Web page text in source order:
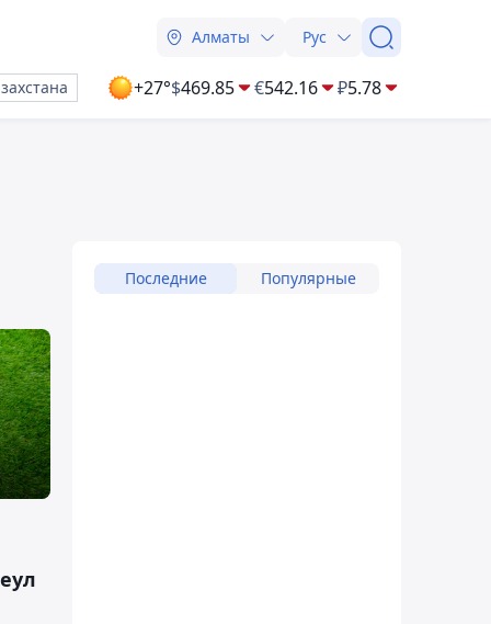
Алматы Рус
+27°$469.85 €542.16 ₽5.78
Последние Популярные